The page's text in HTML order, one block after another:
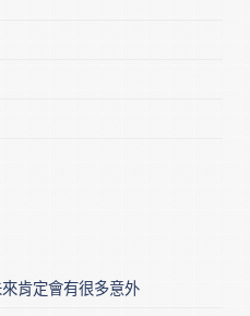
肯定會有很多意外